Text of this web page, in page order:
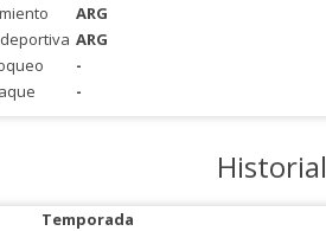
ARG
ARG
-
-
Historial
Temporada